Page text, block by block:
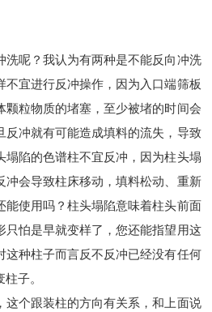
洗呢？我认为有两种是不能反向冲洗
不宜进行反冲操作，因为入口端筛板
颗粒物质的堵塞，至少被堵的时间会
反冲就有可能造成填料的流失，导致
塌陷的色谱柱不宜反冲，因为柱头塌
冲会导致柱床移动，填料松动、重新
能使用吗？柱头塌陷意味着柱头前面
只怕是早就变样了，您还能指望用这
这种柱子而言反不反冲已经没有任何
子。
这个跟装柱的方向有关系，和上面说